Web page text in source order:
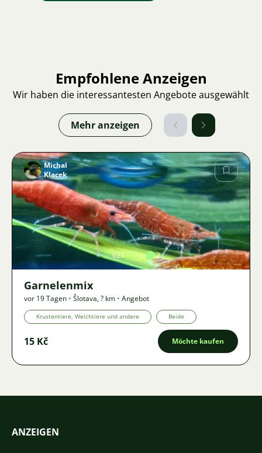
Empfohlene Anzeigen
Wir haben die interessantesten Angebote ausgewählt
Mehr anzeigen
Bild
Michal
Klacek
621 2
Garnelenmix
vor 19 Tagen • Šlotava,? km • Angebot
Krustentiere, Weichtiere und andere Beide
15 Kč Möchte kaufen
ANZEIGEN